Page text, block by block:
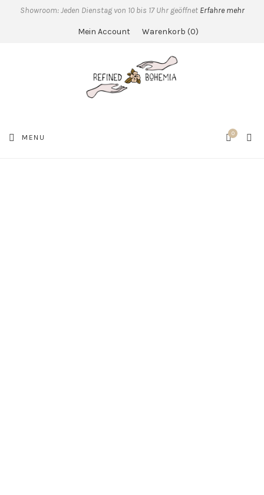
Showroom: Jeden Dienstag von 10 bis 17 Uhr geöffnet Erfahre mehr
Mein Account Warenkorb 0
MENU 0